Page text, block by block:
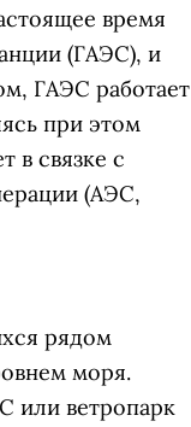
время
(ГАЭС), и
ГАЭС работает
при этом
в связке с
(АЭС,
рядом
моря.
или ветропарк